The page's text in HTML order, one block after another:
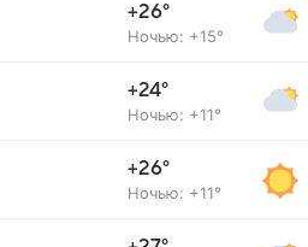
+26°
Ночью: +15°
+24°
Ночью: +11°
+26°
Ночью: +11°